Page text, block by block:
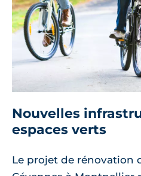
Nouvelles
espaces verts
Le projet de rénovation